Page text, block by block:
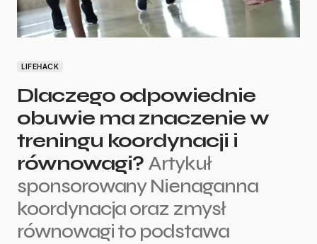
LIFEHACK
Dlaczego odpowiednie
obuwie ma znaczenie w
treningu koordynacji i
równowagi? Artykuł
sponsorowany Nienaganna
koordynacja oraz zmysł
równowagi to podstawa